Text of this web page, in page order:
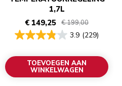
1,7L
€ 149,25 € 199,00
3.9 (229)
TOEVOEGEN AAN
WINKELWAGEN